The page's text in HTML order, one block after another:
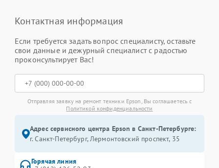
Контактная информация
Если требуется задать вопрос специалисту, оставьте
свои данные и дежурный специалист с радостью
проконсультирует Вас!
Отправляя заявку на ремонт техники Epson, Вы соглашаетесь с
Политикой конфиденциальности
Адрес сервисного центра Epson в Санкт-Петербурге:
г. Санкт-Петербург, Лермонтовский проспект, 35
Горячая линия